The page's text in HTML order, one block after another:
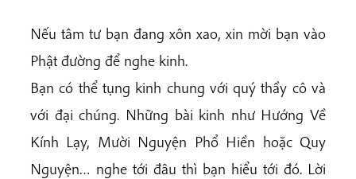
Nếu tâm tư bạn đang xôn xao, xin mời bạn vào
Phật đường để nghe kinh.
Bạn có thể tụng kinh chung với quý thầy cô và
với đại chúng. Những bài kinh như Hướng Về
Kính Lạy, Mười Nguyện Phổ Hiền hoặc Quy
Nguyện… nghe tới đâu thì bạn hiểu tới đó. Lời